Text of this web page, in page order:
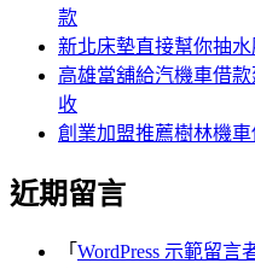
款
新北床墊直接幫你抽
高雄當舖給汽機車借
收
創業加盟推薦樹林機
近期留言
「 WordPress 示範留言